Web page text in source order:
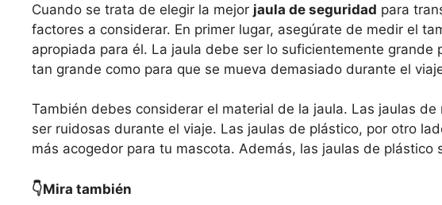
Cuando se trata de elegir la mejor jaula de seguridad para
factores a considerar. En primer lugar, asegúrate de medir el
apropiada para él. La jaula debe ser lo suficientemente
tan grande como para que se mueva demasiado durante el
También debes considerar el material de la jaula. Las jaulas
ser ruidosas durante el viaje. Las jaulas de plástico, por otro
más acogedor para tu mascota. Además, las jaulas de plástico
👇Mira también